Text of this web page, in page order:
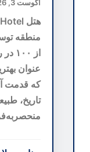
نسخه
خطی
واتیکان
را
کشف
کرد
آگوست 3, 2026
عنوان
تاریخ،
Castiglion